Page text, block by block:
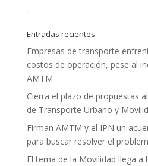
Entradas recientes
Empresas de transporte
costos de operación, pese al
AMTM
Cierra el plazo de propuestas
de Transporte Urbano y
Firman AMTM y el IPN un
para buscar resolver el
El tema de la Movilidad llega a